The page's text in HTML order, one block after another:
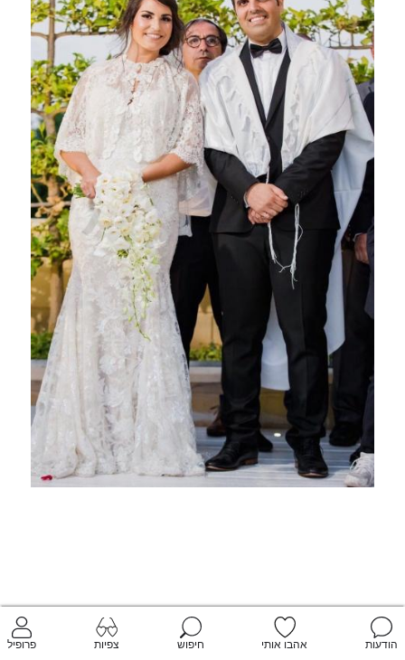
הודעות אהבו אותי חיפוש צפיות פרופיל